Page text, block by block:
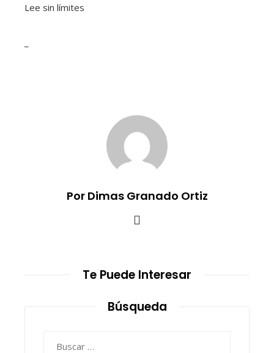
Lee sin límites
Por Dimas Granado Ortiz
Te Puede Interesar
Búsqueda